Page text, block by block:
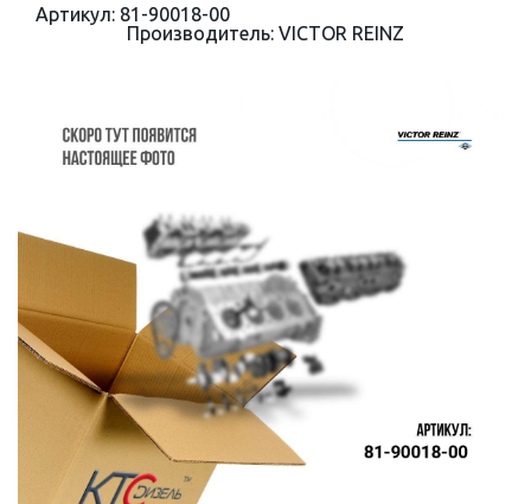
Артикул: 81-90018-00
Производитель: VICTOR REINZ